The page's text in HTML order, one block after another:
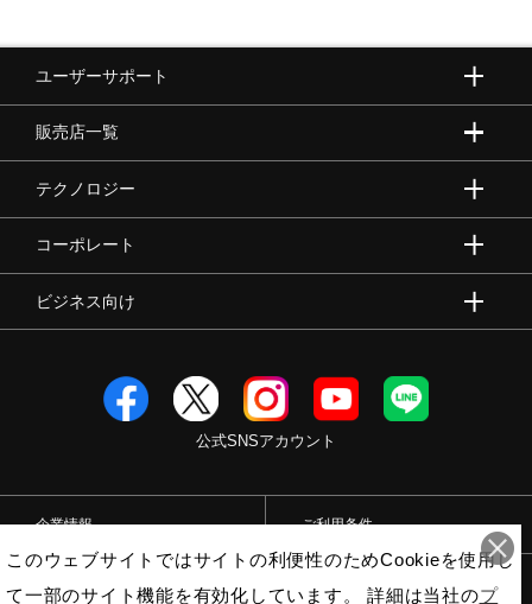
ユーザーサポート
販売店一覧
テクノロジー
コーポレート
ビジネス向け
公式SNSアカウント
企業情報 ご利用条件
このウェブサイトではサイトの利便性のためCookieを使用し
て一部のサイト機能を有効化しています。 詳細は当社のプ